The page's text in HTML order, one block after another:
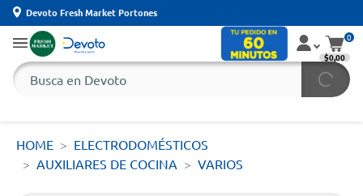
Devoto Fresh Market Portones
0
$0,00
HOME
ELECTRODOMÉSTICOS
AUXILIARES DE COCINA
VARIOS